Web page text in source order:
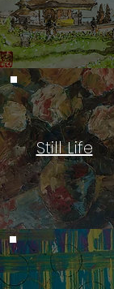
Still Life